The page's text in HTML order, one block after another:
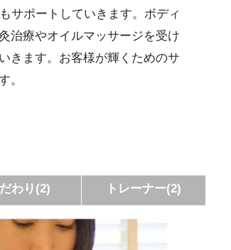
サポートしていきます。ボディ
治療やオイルマッサージを受け
きます。お客様が輝くためのサ
。
わり(2) トレーナー(2)